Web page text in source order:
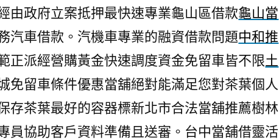
由政府立案抵押最快速專業龜山區借款龜山當
汽車借款。汽機車專業的融資借款問題中和推
正派經營購黃金快速調度資金免留車皆不限土
免留車條件優惠當舖絕對能滿足您對茶葉個人
存茶葉最好的容器標新北市合法當舖推薦樹林
員協助客戶資料準備且送審。台中當舖借靈活